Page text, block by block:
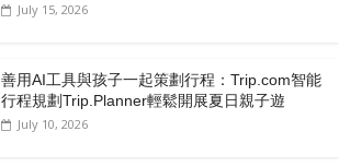
July 15, 2026
善用AI工具與孩子一起策劃行程：Trip.com智能
行程規劃Trip.Planner輕鬆開展夏日親子遊
July 10, 2026